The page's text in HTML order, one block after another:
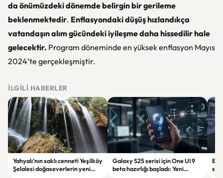
da önümüzdeki dönemde belirgin bir gerileme
beklenmektedir. Enflasyondaki düşüş hızlandıkça
vatandaşın alım gücündeki iyileşme daha hissedilir hale
gelecektir. Program döneminde en yüksek enflasyon Mayıs
2024’te gerçekleşmiştir.
İLGILI HABERLER
Yahyalı’nın saklı cenneti Yeşilköy
Şelalesi doğaseverlerin yeni
Galaxy S25 serisi için One UI 9
beta hazırlığı başladı: Yeni